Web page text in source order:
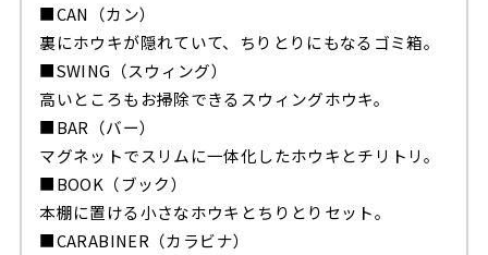
■CAN（カン）
裏にホウキが隠れていて、ちりとりにもなるゴミ箱。
■SWING（スウィング）
高いところもお掃除できるスウィングホウキ。
■BAR（バー）
マグネットでスリムに一体化したホウキとチリトリ。
■BOOK（ブック）
本棚に置ける小さなホウキとちりとりセット。
■CARABINER（カラビナ）